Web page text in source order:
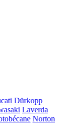
Dürkopp
Laverda
Norton